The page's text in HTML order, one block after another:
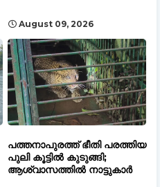
August 09, 2026
പത്തനാപുരത്ത് ഭീതി പരത്തിയ
പുലി കൂട്ടിൽ കുടുങ്ങി;
ആശ്വാസത്തിൽ നാട്ടുകാർ